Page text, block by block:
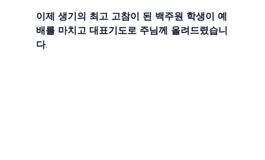
이제 생기의 최고 고참이 된 백주원 학생이 예
배를 마치고 대표기도로 주님께 올려드렸습니
다.